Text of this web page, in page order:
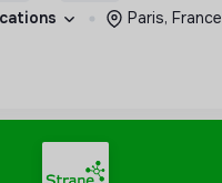
Paris, France